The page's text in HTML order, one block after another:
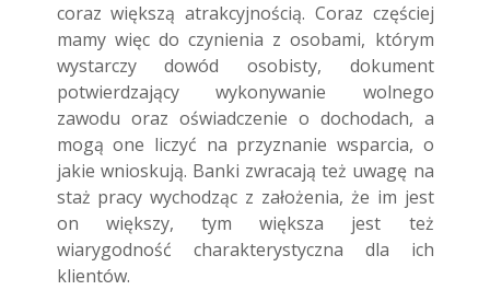
coraz większą atrakcyjnością. Coraz częściej
mamy więc do czynienia z osobami, którym
wystarczy dowód osobisty, dokument
potwierdzający wykonywanie wolnego
zawodu oraz oświadczenie o dochodach, a
mogą one liczyć na przyznanie wsparcia, o
jakie wnioskują. Banki zwracają też uwagę na
staż pracy wychodząc z założenia, że im jest
on większy, tym większa jest też
wiarygodność charakterystyczna dla ich
klientów.